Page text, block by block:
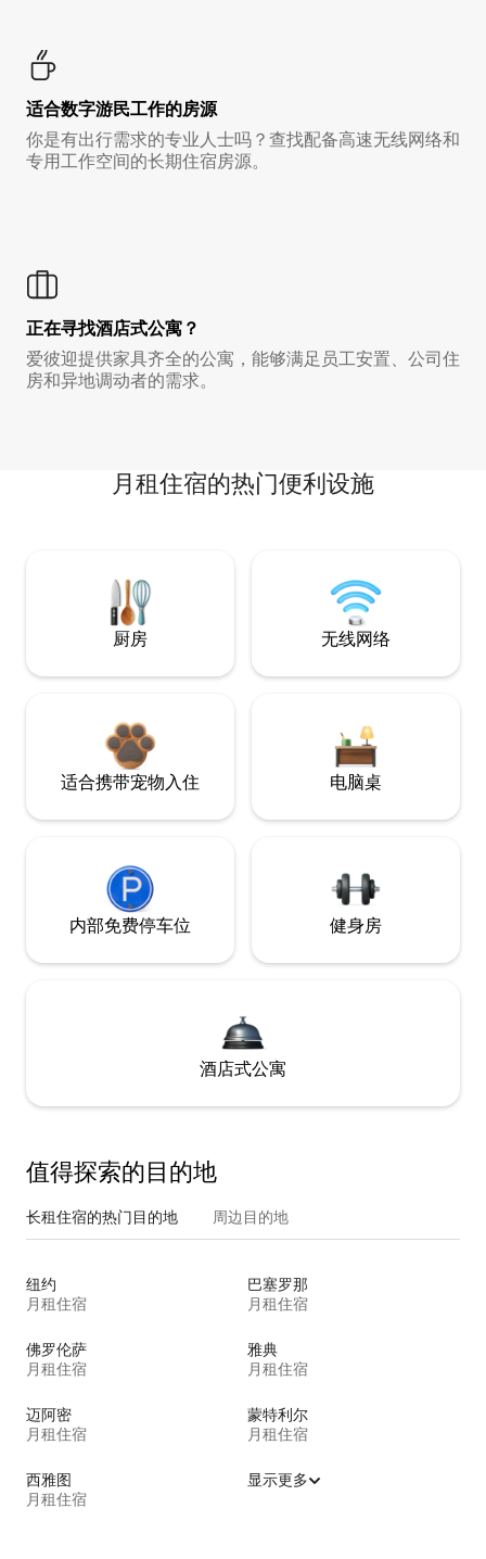
适合数字游民工作的房源
你是有出行需求的专业人士吗？查找配备高速无线网络和
专用工作空间的长期住宿房源。
正在寻找酒店式公寓？
爱彼迎提供家具齐全的公寓，能够满足员工安置、公司住
房和异地调动者的需求。
月租住宿的热门便利设施
厨房 无线网络
适合携带宠物入住 电脑桌
内部免费停车位 健身房
酒店式公寓
值得探索的目的地
长租住宿的热门目的地 周边目的地
纽约
月租住宿
巴塞罗那
月租住宿
佛罗伦萨
月租住宿
雅典
月租住宿
迈阿密
月租住宿
蒙特利尔
月租住宿
西雅图
月租住宿
显示更多